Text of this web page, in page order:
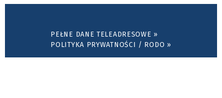
PEŁNE DANE TELEADRESOWE »
POLITYKA PRYWATNOŚCI / RODO »